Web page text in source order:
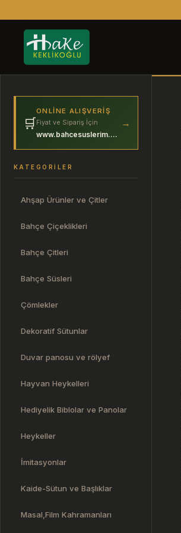
🛒
ONLINE ALIŞVERIŞ
Fiyat ve Sipariş İçin
www.bahcesuslerim.com
→
KATEGORILER
Ahşap Ürünler ve Çitler
Bahçe Çiçeklikleri
Bahçe Çitleri
Bahçe Süsleri
Çömlekler
Dekoratif Sütunlar
Duvar panosu ve rölyef
Hayvan Heykelleri
Hediyelik Biblolar ve Panolar
Heykeller
İmitasyonlar
Kaide-Sütun ve Başlıklar
Masal,Film Kahramanları